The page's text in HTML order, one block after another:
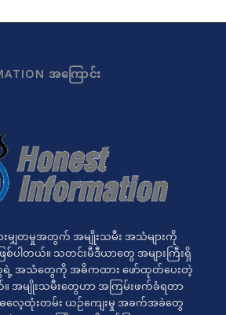
အကြောင်း
မျှတမှုအတွက် အမျိုးသမီး အသံများကို
စ်ပါတယ်။ သတင်းမီဒီယာတွေ အများကြီးရှိ
ရဲ့ အသံတွေကို အဓိကထား ဖော်ထုတ်ပေးတဲ့
အမျိုးသမီးတွေဟာ အကြမ်းဖက်ခံရတာ
ဓလေ့ထုံးတမ်း ယဉ်ကျေးမှု အခက်အခဲတွေ